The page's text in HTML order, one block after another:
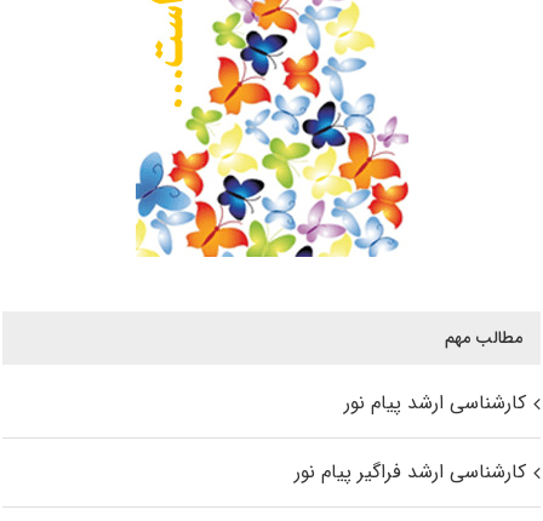
مطالب مهم
کارشناسی ارشد پیام نور
کارشناسی ارشد فراگیر پیام نور